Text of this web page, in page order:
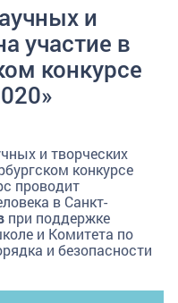
и
участие в
конкурсе
и творческих
конкурсе
проводит
в Санкт-
при поддержке
и Комитета по
и безопасности